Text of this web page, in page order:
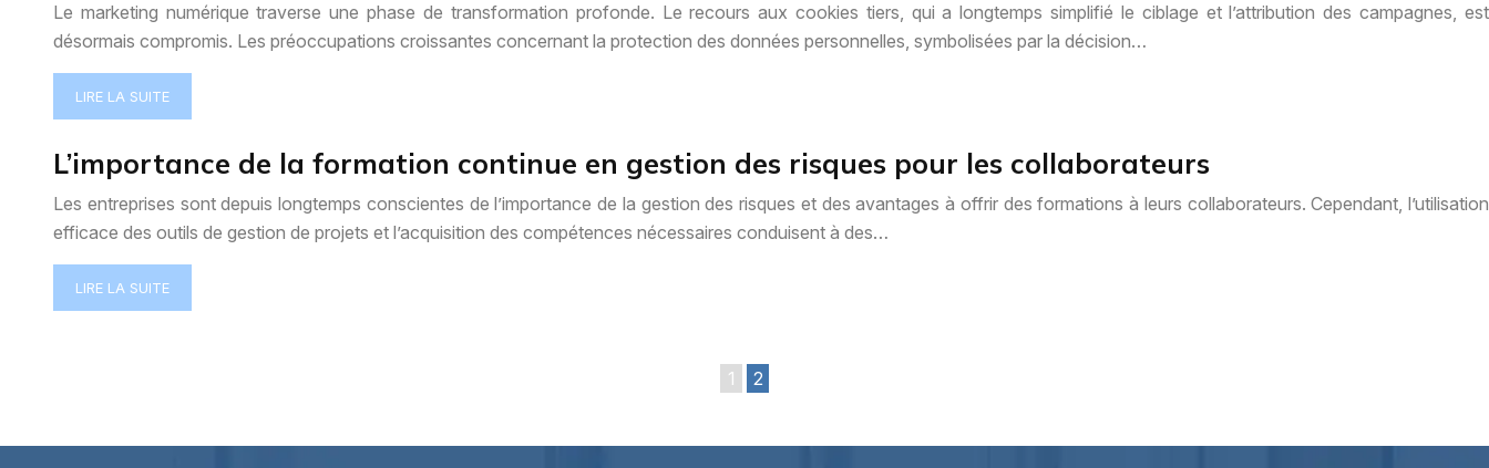
Le marketing numérique traverse une phase de transformation profonde. Le recours aux cookies tiers, qui a longtemps simplifié le ciblage et l’attribution des campagnes, est
désormais compromis. Les préoccupations croissantes concernant la protection des données personnelles, symbolisées par la décision…
LIRE LA SUITE
L’importance de la formation continue en gestion des risques pour les collaborateurs
Les entreprises sont depuis longtemps conscientes de l’importance de la gestion des risques et des avantages à offrir des formations à leurs collaborateurs. Cependant, l’utilisation
efficace des outils de gestion de projets et l’acquisition des compétences nécessaires conduisent à des…
LIRE LA SUITE
1 2